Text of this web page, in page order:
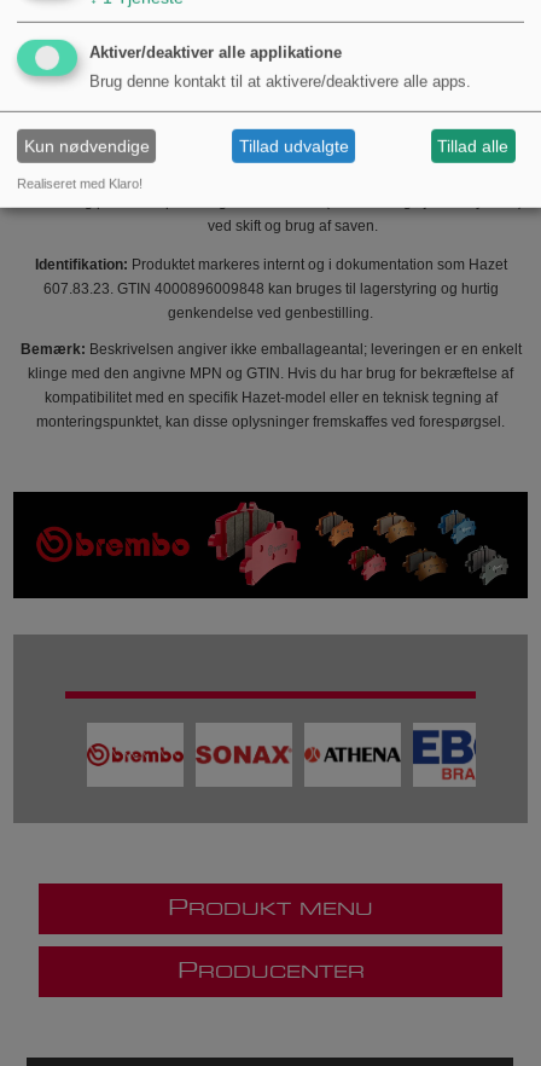
Praktiske bemærkninger for brugeren:
Ved skift: følg producentens anvisninger for demontering og montering
relevant.
Opbevares tørt for at undgå korrosion; kromlegering reducerer rust, men
beskytter ikke fuldstændigt mod fugt over længere tid.
ved skift og brug af saven.
Identifikation: Produktet markeres internt og i dokumentation som Hazet
607.83.23. GTIN 4000896009848 kan bruges til lagerstyring og hurtig
genkendelse ved genbestilling.
Bemærk: Beskrivelsen angiver ikke emballageantal; leveringen er en enkelt
klinge med den angivne MPN og GTIN. Hvis du har brug for bekræftelse af
kompatibilitet med en specifik Hazet-model eller en teknisk tegning af
monteringspunktet, kan disse oplysninger fremskaffes ved forespørgsel.
P RODUKT MENU
P RODUCENTER
Aktiver/deaktiver alle applikatione
Brug denne kontakt til at aktivere/deaktivere alle apps.
Kun nødvendige Tillad udvalgte Tillad alle
Realiseret med Klaro!